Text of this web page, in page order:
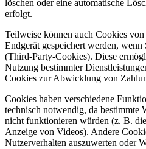
löschen oder eine automatische
erfolgt.
Teilweise können auch Cookies
Endgerät gespeichert werden, wenn
(Third-Party-Cookies). Diese
Nutzung bestimmter
Cookies zur Abwicklung von
Cookies haben verschiedene
technisch notwendig, da bestimmte
nicht funktionieren würden (z. B.
Anzeige von Videos). Andere
Nutzerverhalten auszuwerten oder